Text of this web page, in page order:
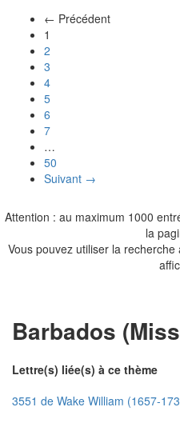
← Précédent
1
2
3
4
5
6
7
…
50
Suivant →
Attention : au maximum 1000
la
Vous pouvez utiliser la
Barbados
Lettre(s) liée(s) à ce thème
3551 de Wake William (1657-